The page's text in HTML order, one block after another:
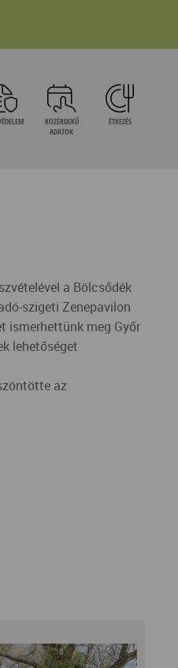
KÖZÉRDEKŰ
ADATOK
ÉTKEZÉS
a Bölcsődék
szigeti Zenepavilon
ismerhettünk meg Győr
lehetőséget
az